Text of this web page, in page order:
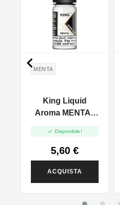
MENTA
King Liquid
Aroma MENTA -
 Disponibile!
5,60 €
ACQUISTA
